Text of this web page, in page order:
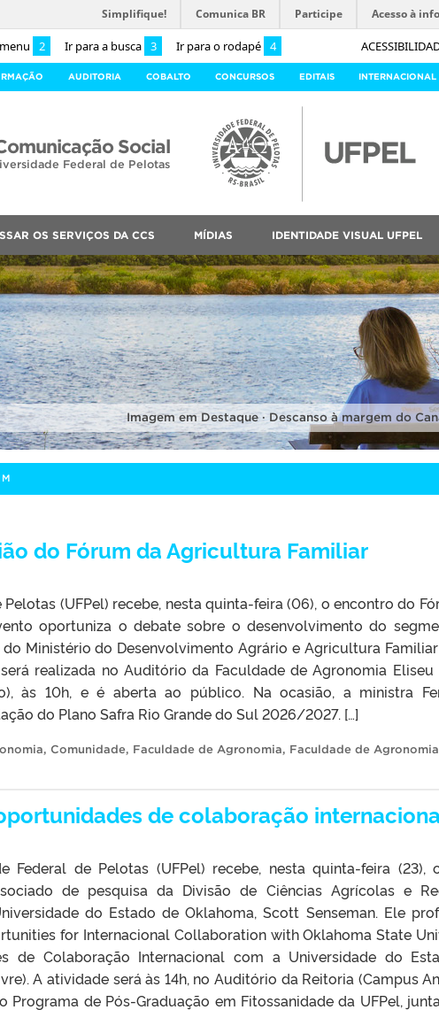
2 Ir para a busca 3 Ir para o rodapé 4
Simplifique! Comunica BR Participe Acesso à
AUDITORIA COBALTO CONCURSOS EDITAIS INTERNACIONAL
Social
Federal de Pelotas
OS SERVIÇOS DA CCS MÍDIAS IDENTIDADE VISUAL UFPEL
Imagem em Destaque · Descanso à margem do
do Fórum da Agricultura Familiar
(UFPel) recebe, nesta quinta-feira (06), o encontro do
oportuniza o debate sobre o desenvolvimento do
Ministério do Desenvolvimento Agrário e Agricultura Familiar
realizada no Auditório da Faculdade de Agronomia Eliseu
às 10h, e é aberta ao público. Na ocasião, a ministra
do Plano Safra Rio Grande do Sul 2026/2027. […]
, Comunidade, Faculdade de Agronomia, Faculdade de
de colaboração
Federal de Pelotas (UFPel) recebe, nesta quinta-feira (23),
de pesquisa da Divisão de Ciências Agrícolas e
do Estado de Oklahoma, Scott Senseman. Ele
for Internacional Collaboration with Oklahoma State
de Colaboração Internacional com a Universidade do
A atividade será às 14h, no Auditório da Reitoria (Campus
Programa de Pós-Graduação em Fitossanidade da UFPel,